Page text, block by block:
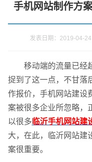
手机网站制作方
发表日期：2019-04-
移动端的流量已经超
捉到了这一点，不甘落
作报价，手机网站建设
案被很多企业所忽略，
以很多 临沂手机网站建
大，在此，临沂网站建
案很重要。